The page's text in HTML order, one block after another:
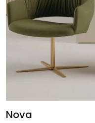
Nova